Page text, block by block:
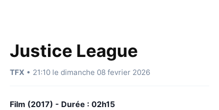
Justice League
TFX • 21:10 le dimanche 08 fevrier 2026
Film (2017) - Durée : 02h15